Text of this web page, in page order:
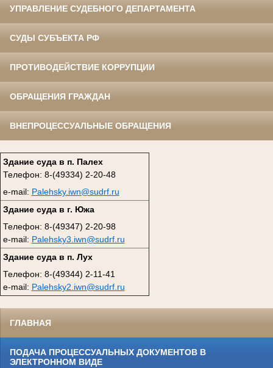
УПРАВЛЕНИЕ СУДЕБНОГО ДЕПАРТАМЕНТА
СУДЫ СУБЪЕКТА РФ
ПРОТИВОДЕЙСТВИЕ КОРРУПЦИИ
ОБРАЩЕНИЯ ГРАЖДАН
ВНЕПРОЦЕССУАЛЬНЫЕ ОБРАЩЕНИЯ
Здание суда в п. Палех
Телефон: 8-(49334) 2-20-48
e-mail: Palehsky.iwn@sudrf.ru
Здание суда в г. Южа
Телефон: 8-(49347) 2-20-98
e-mail: Palehsky3.iwn@sudrf.ru
Здание суда в п. Лух
Телефон: 8-(49344) 2-11-41
e-mail: Palehsky2.iwn@sudrf.ru
ГЛАВНАЯ
ПОДАЧА ПРОЦЕССУАЛЬНЫХ ДОКУМЕНТОВ В
ЭЛЕКТРОННОМ ВИДЕ